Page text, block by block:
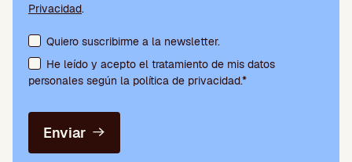
Privacidad.
Aceptación de condiciones y suscripción a la newsletter
Quiero suscribirme a la newsletter.
He leído y acepto el tratamiento de mis datos
personales según la política de privacidad.*
Enviar